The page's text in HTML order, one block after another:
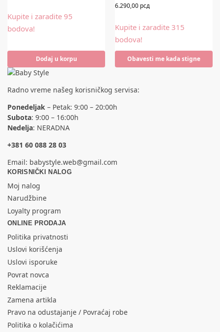
Kupite i zaradite 95
bodova!
Dodaj u korpu
6.290,00 рсд
Kupite i zaradite 315
bodova!
Obavesti me kada stigne
Radno vreme našeg korisničkog servisa:
Ponedeljak – Petak: 9:00 – 20:00h
Subota: 9:00 – 16:00h
Nedelja: NERADNA
+381 60 088 28 03
Email: babystyle.web@gmail.com
KORISNIČKI NALOG
Moj nalog
Narudžbine
Loyalty program
ONLINE PRODAJA
Politika privatnosti
Uslovi korišćenja
Uslovi isporuke
Povrat novca
Reklamacije
Zamena artikla
Pravo na odustajanje / Povraćaj robe
Politika o kolačićima